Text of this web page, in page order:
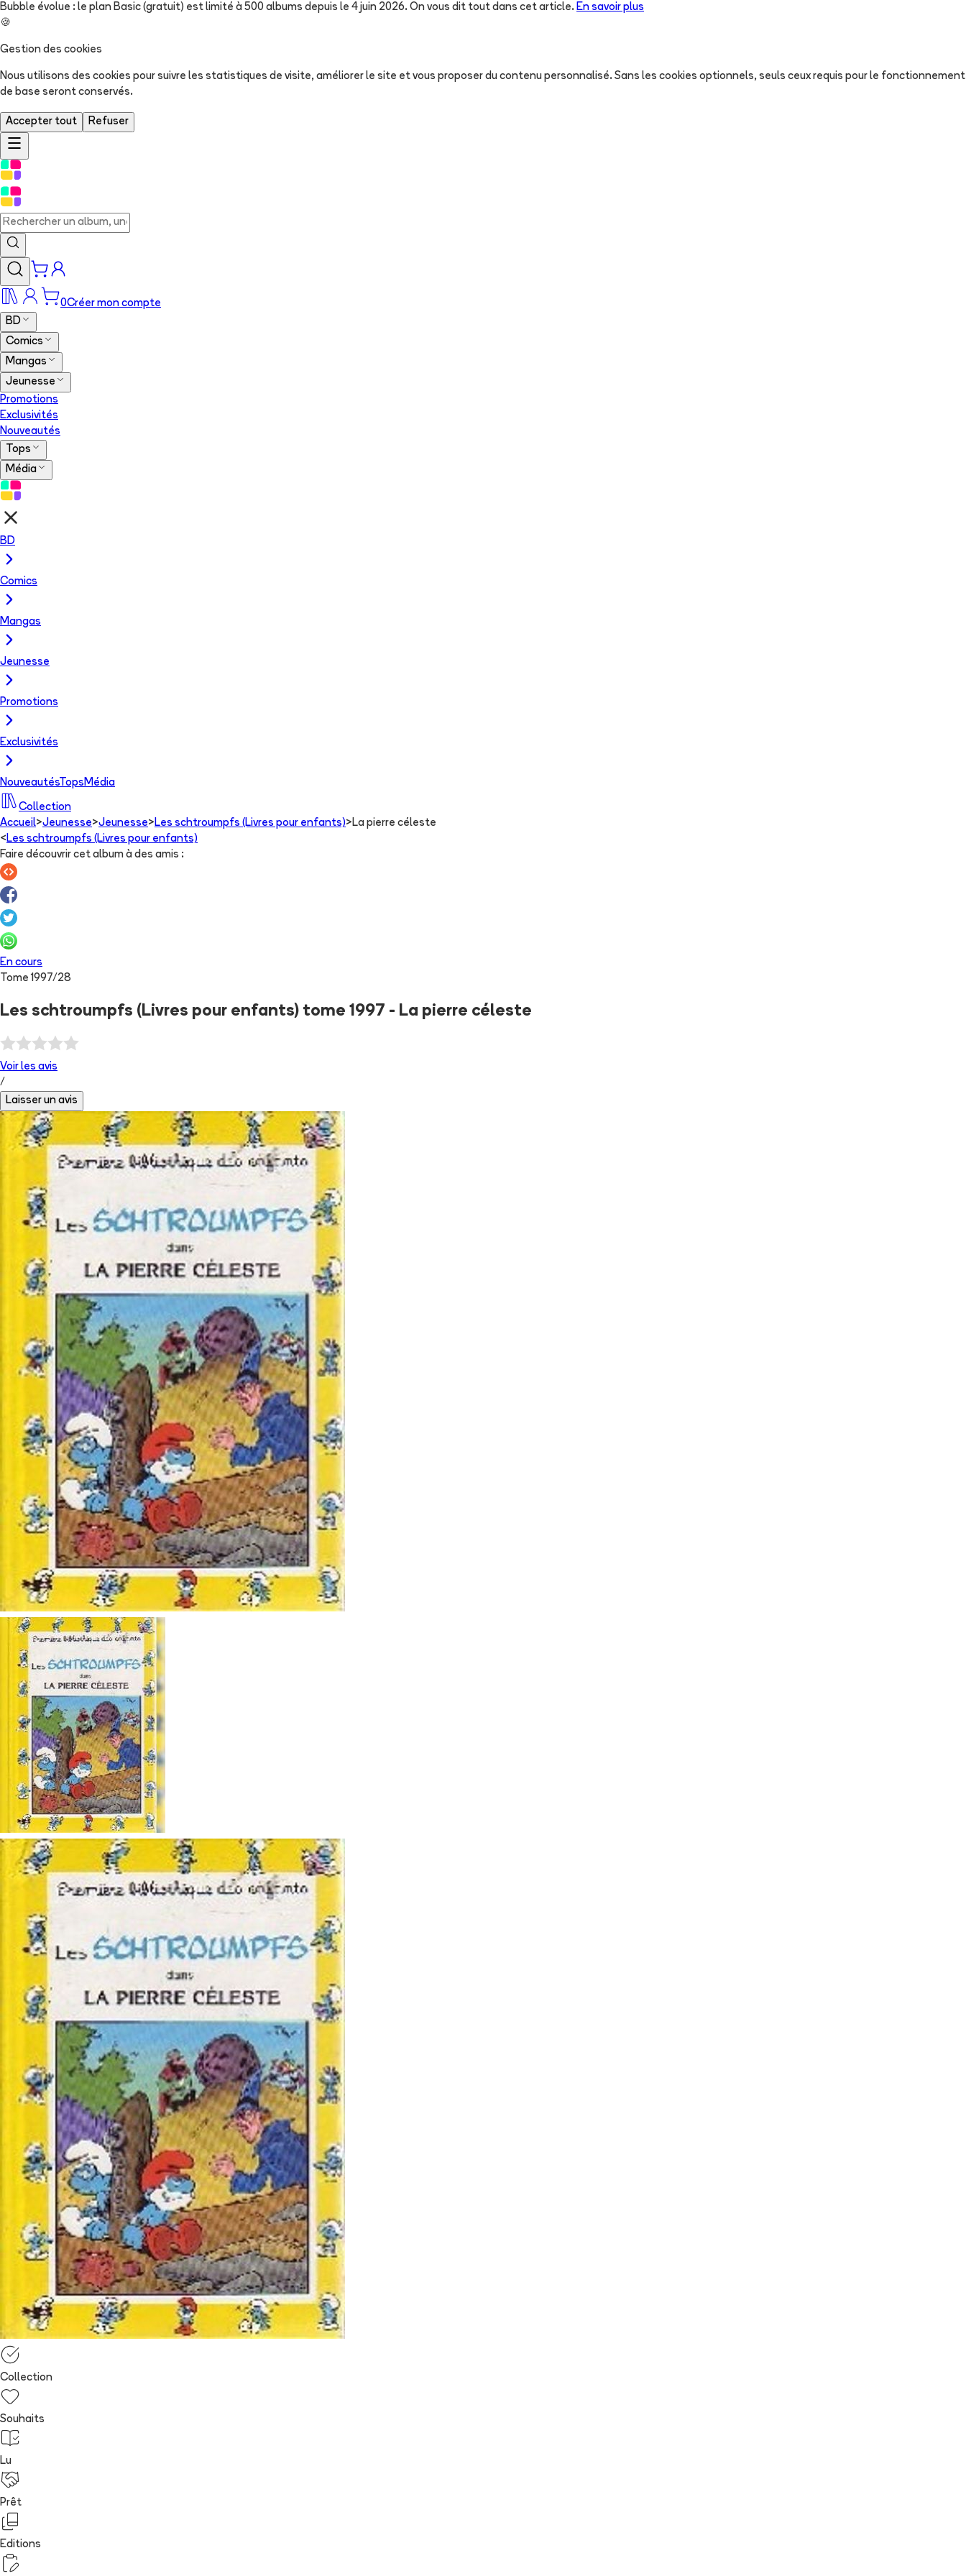
Bubble évolue : le plan Basic (gratuit) est limité à 500 albums depuis le 4 juin 2026. On vous dit tout dans cet article. En savoir plus
🍪
Gestion des cookies
Nous utilisons des cookies pour suivre les statistiques de visite, améliorer le site et vous proposer du contenu personnalisé. Sans les cookies optionnels, seuls ceux requis pour le fonctionnement
de base seront conservés.
Accepter tout Refuser
0Créer mon compte
BD
Comics
Mangas
Jeunesse
Promotions
Exclusivités
Nouveautés
Tops
Média
BD
Comics
Mangas
Jeunesse
Promotions
Exclusivités
NouveautésTops Média
Collection
Accueil>Jeunesse>Jeunesse> Les schtroumpfs (Livres pour enfants)> La pierre céleste
< Les schtroumpfs (Livres pour enfants)
Faire découvrir cet album à des amis :
En cours
Tome1997/28
Les schtroumpfs (Livres pour enfants) tome 1997 - La pierre céleste
Voir les avis
/
Laisser un avis
Collection
Souhaits
Lu
Prêt
Editions